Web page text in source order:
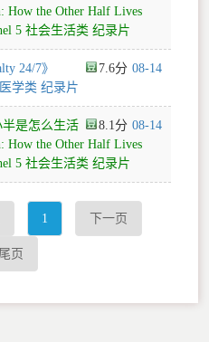
How the Other Half Lives
5 社会生活类 纪录片
7.6 08-14
24/7》
学类 纪录片
8.1 08-14
半是怎么生活
How the Other Half Lives
5 社会生活类 纪录片
1 下一页
尾页